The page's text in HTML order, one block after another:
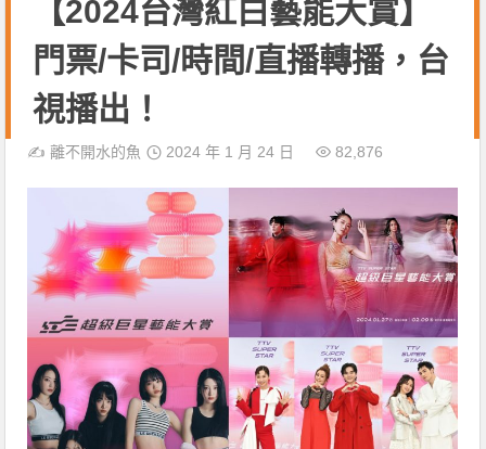
【2024台灣紅白藝能大賞】
門票/卡司/時間/直播轉播，台
視播出！
✍️離不開水的魚 2024 年 1 月 24 日 82,876